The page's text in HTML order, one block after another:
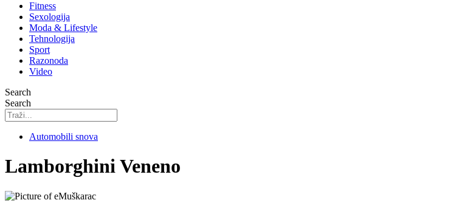
Fitness
Sexologija
Moda & Lifestyle
Tehnologija
Sport
Razonoda
Video
Search
Search
Automobili snova
Lamborghini Veneno